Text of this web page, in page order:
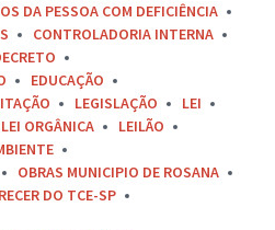
DA PESSOA COM DEFICIÊNCIA
CONTROLADORIA INTERNA
EDUCAÇÃO
LEGISLAÇÃO
LEI
LEI ORGÂNICA
LEILÃO
OBRAS MUNICIPIO DE ROSANA
DO TCE-SP